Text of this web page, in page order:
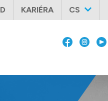
KARIÉRA CS